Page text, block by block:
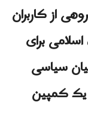
از کاربران
برای
سیاسی
در اعدام های سال 67 ، یک کمپین